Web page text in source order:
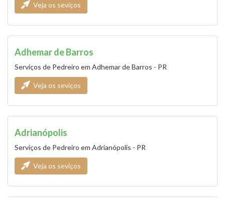
Veja os seviços
Adhemar de Barros
Serviços de Pedreiro em Adhemar de Barros - PR
Veja os seviços
Adrianópolis
Serviços de Pedreiro em Adrianópolis - PR
Veja os seviços